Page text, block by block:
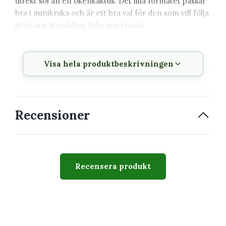
bra i minikruka och är ett bra val för den som vill följa
plantans utveckling från ung planta.
Växtbeskrivning
Svenskt namn
Krukstorlek 5,5 cm
Förgrenat och med tiden
Visa hela produktbeskrivningen
Recensioner
Recensera produkt